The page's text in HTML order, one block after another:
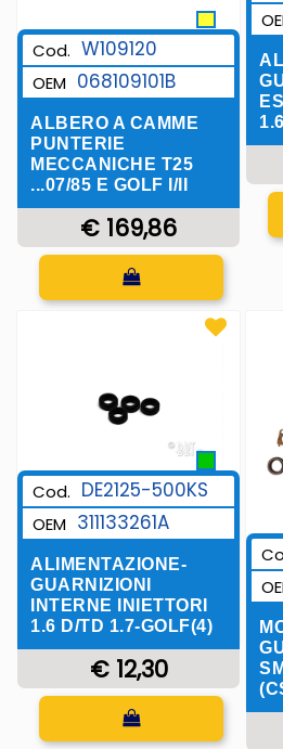
Cod. W109120
OEM 068109101B
ALBERO A CAMME
PUNTERIE
MECCANICHE T25
...07/85 E GOLF I/II
€ 169,86
Quantità
Cod. DE2125-500KS
OEM 311133261A
ALIMENTAZIONE-
GUARNIZIONI
INTERNE INIETTORI
1.6 D/TD 1.7-GOLF(4)
€ 12,30
Quantità